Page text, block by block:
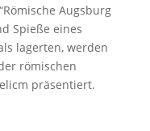
Augsburg
Spieße eines
lagerten, werden
römischen
präsentiert.